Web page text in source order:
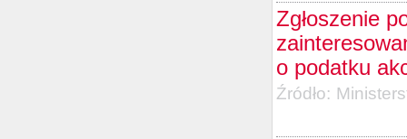
Zgłoszenie
o podatku
Źródło: